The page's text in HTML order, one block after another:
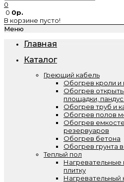
0
0 0р.
В корзине пусто!
Меню
Главная
Каталог
Греющий кабель
Обогрев кроли и
Обогрев
площадки,
Обогрев труб и
Обогрев полов
Обогрев
резервуаров
Обогрев бетона
Обогрев грунта
Теплый пол
Нагревательные
плитку
Нагревательный